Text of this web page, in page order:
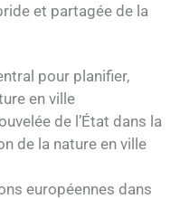
et partagée de la
pour planifier,
en ville
de l’État dans la
de la nature en ville
européennes dans